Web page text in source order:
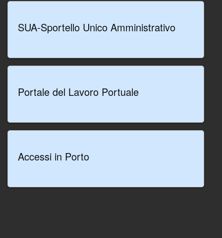
dell’Istituto
Italiano di
Navigazione
l’Autorità di
Sistema
Portuale del
Mar Ionio.
LEGGI TUTTO
SUA-Sportello Unico Amministrativo
Portale del Lavoro Portuale
Accessi in Porto